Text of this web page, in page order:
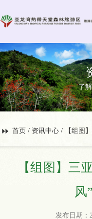
了
首页 / 资讯中心 / 【组图
【组图】三
风
发布日期：